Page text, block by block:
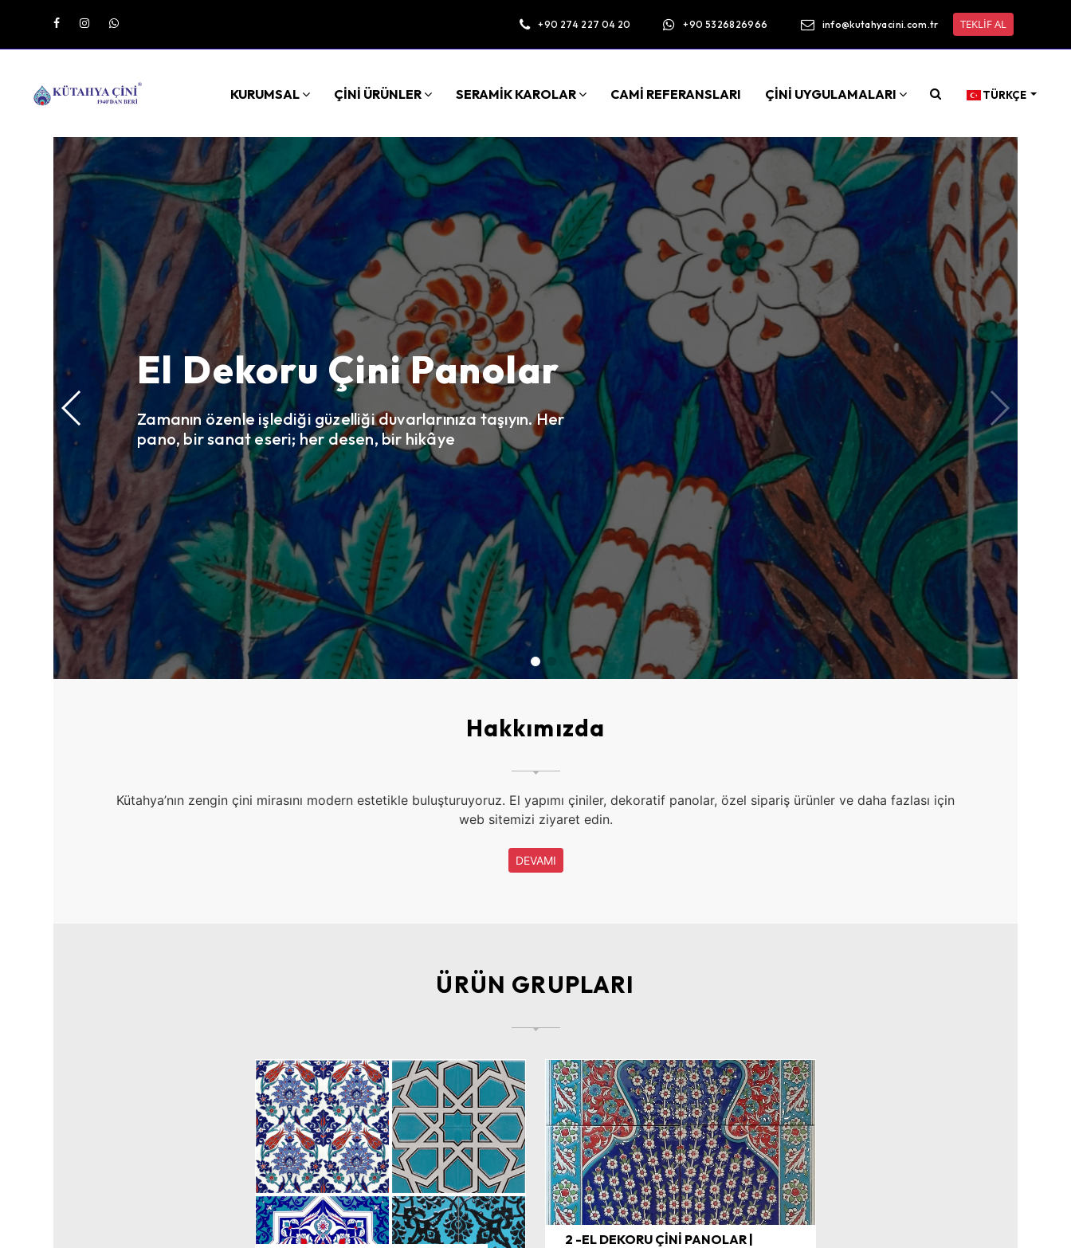
+90 274 227 04 20 +90 5326826966 info@kutahyacini.com.tr TEKLİF AL
KURUMSAL ÇİNİ ÜRÜNLER SERAMİK KAROLAR CAMİ REFERANSLARI ÇİNİ UYGULAMALARI TÜRKÇE
El Dekoru Çini Panolar
Zamanın özenle işlediği güzelliği duvarlarınıza taşıyın. Her
pano, bir sanat eseri; her desen, bir hikâye
Hakkımızda
Kütahya’nın zengin çini mirasını modern estetikle buluşturuyoruz. El yapımı çiniler, dekoratif panolar, özel sipariş ürünler ve daha fazlası için
web sitemizi ziyaret edin.
DEVAMI
ÜRÜN GRUPLARI
2 -EL DEKORU ÇİNİ PANOLAR |